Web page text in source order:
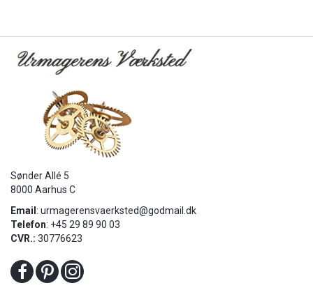
Sønder Allé 5
8000 Aarhus C
Email : urmagerensvaerksted@godmail.dk
Telefon: +45 29 89 90 03
CVR.: 30776623